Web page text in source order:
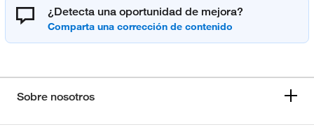
¿Detecta una oportunidad de mejora?
Sobre nosotros